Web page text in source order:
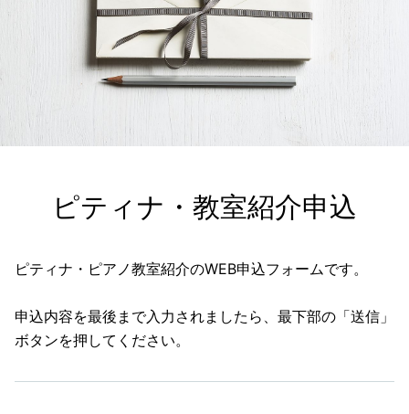
ピティナ・教室紹介申込
ピティナ・ピアノ教室紹介のWEB申込フォームです。
申込内容を最後まで入力されましたら、最下部の「送信」
ボタンを押してください。